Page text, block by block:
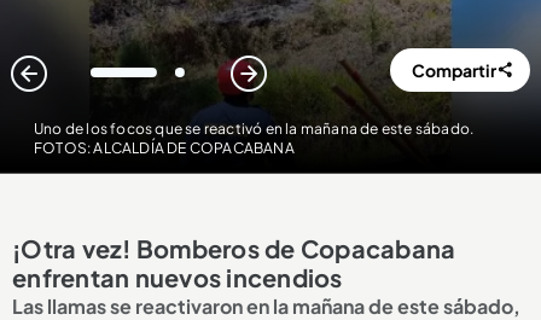
Uno de los focos que se reactivó en la mañana de este sábado.
FOTOS: ALCALDÍA DE COPACABANA
1 2 Compartir
¡Otra vez! Bomberos de Copacabana
enfrentan nuevos incendios
Las llamas se reactivaron en la mañana de este sábado,